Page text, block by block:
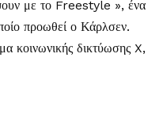
με το Freestyle », ένα
προωθεί ο Κάρλσεν.
κοινωνικής δικτύωσης X,